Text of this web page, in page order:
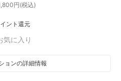
円(税込)
ント還元
気に入り
ョンの詳細情報